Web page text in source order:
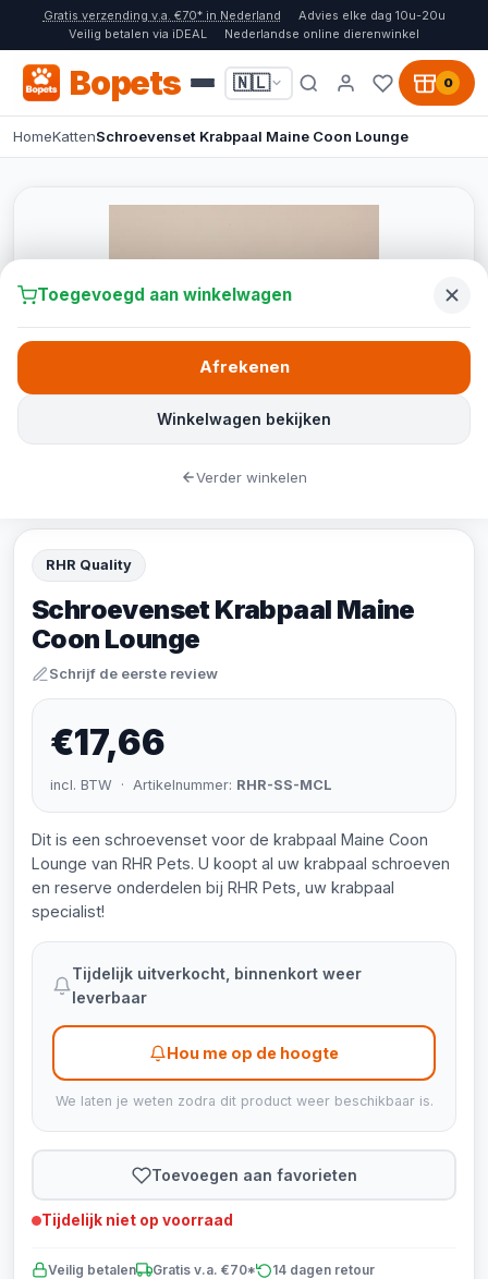
Gratis verzending v.a. €70* in Nederland
Advies elke dag 10u-20u
Veilig betalen via iDEAL
Nederlandse online dierenwinkel
Bopets 🇳🇱 0
HomeKattenSchroevenset Krabpaal Maine Coon Lounge
RHR Quality
Schroevenset Krabpaal Maine
Coon Lounge
Schrijf de eerste review
€17,66
incl. BTW · Artikelnummer: RHR-SS-MCL
Dit is een schroevenset voor de krabpaal Maine Coon
Lounge van RHR Pets. U koopt al uw krabpaal schroeven
en reserve onderdelen bij RHR Pets, uw krabpaal
specialist!
Tijdelijk uitverkocht, binnenkort weer
leverbaar
Hou me op de hoogte
We laten je weten zodra dit product weer beschikbaar is.
Toevoegen aan favorieten
Tijdelijk niet op voorraad
Veilig betalen Gratis v.a. €70* 14 dagen retour
Toegevoegd aan winkelwagen
Winkelwagen bekijken
Afrekenen
Verder winkelen